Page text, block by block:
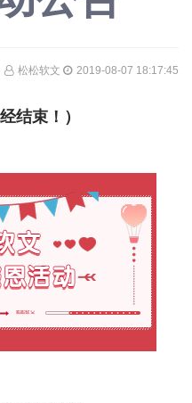
松松软文 2019-08-07 18:17:45
结束！）